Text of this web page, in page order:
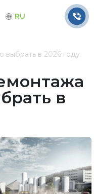
RU
выбрать в 2026 году
в